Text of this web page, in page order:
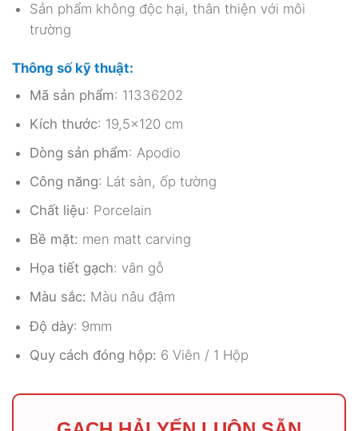
Sản phẩm không độc hại, thân thiện với môi
trường
Thông số kỹ thuật:
Mã sản phẩm: 11336202
Kích thước: 19,5×120 cm
Dòng sản phẩm: Apodio
Công năng: Lát sàn, ốp tường
Chất liệu: Porcelain
Bề mặt: men matt carving
Họa tiết gạch: vân gỗ
Màu sắc: Màu nâu đậm
Độ dày: 9mm
Quy cách đóng hộp: 6 Viên / 1 Hộp